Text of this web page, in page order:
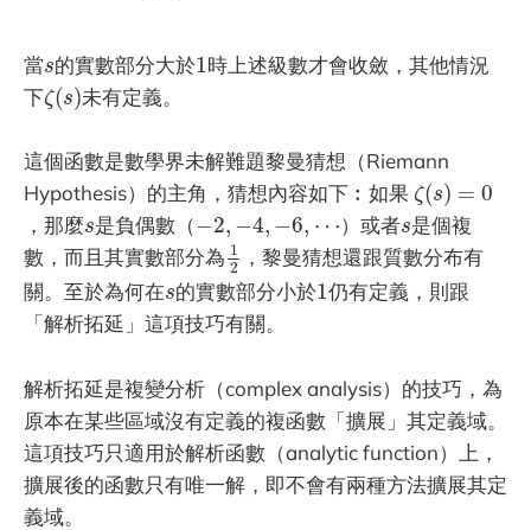
當s
s的實數部分大於1
1時上述級數才會收斂，其他情況
下ζ(s)
ζ(s)未有定義。
這個函數是數學界未解難題黎曼猜想（Riemann
Hypothesis）的主角，猜想內容如下︰如果 ζ(s) = 0
ζ(s)
，那麼s
s是負偶數（−2, −4, −6, ⋯
2 4, ,⋯ ）或者s
s是個複
數，而且其實數部分為 1
2
1
，黎曼猜想還跟質數分布有
關。至於為何在s
s的實數部分小於1
1仍有定義，則跟
「解析拓延」這項技巧有關。
解析拓延是複變分析（complex analysis）的技巧，為
原本在某些區域沒有定義的複函數「擴展」其定義域。
這項技巧只適用於解析函數（analytic function）上，
擴展後的函數只有唯一解，即不會有兩種方法擴展其定
義域。